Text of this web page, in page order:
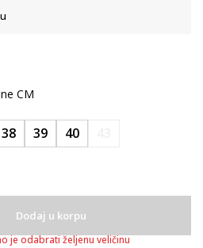
CM
38 39 40
Dodaj u korpu
je odabrati željenu veličinu